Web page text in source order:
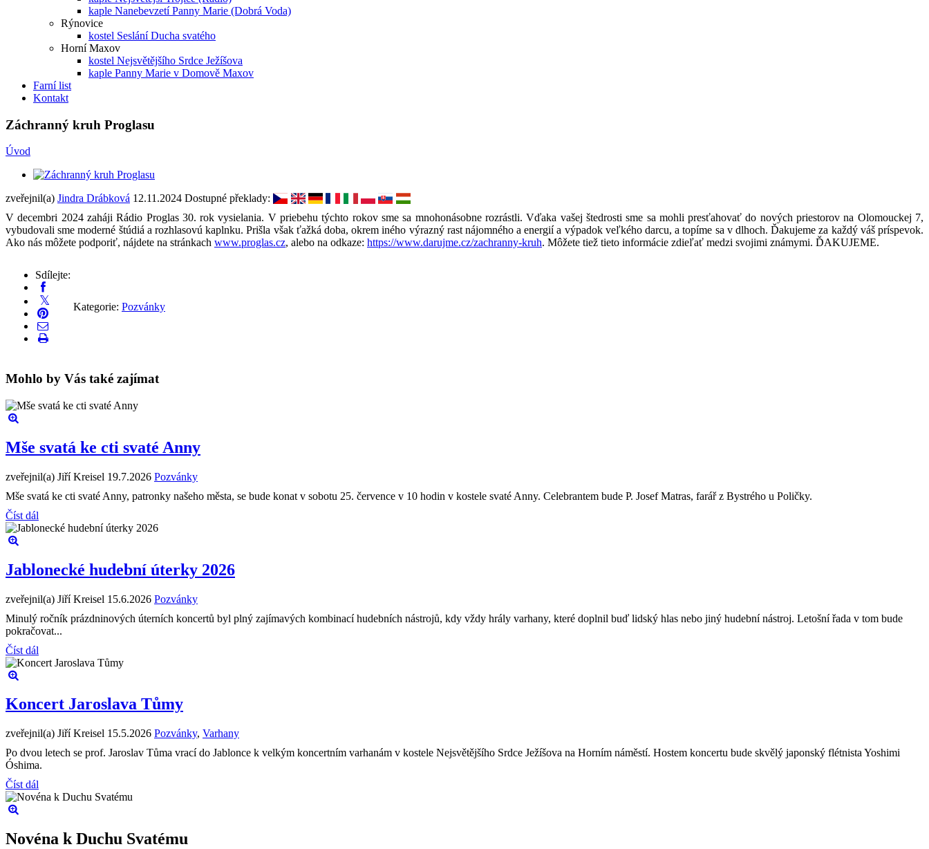
kaple Nanebevzetí Panny Marie (Dobrá Voda)
Rýnovice
kostel Seslání Ducha svatého
Horní Maxov
kostel Nejsvětějšího Srdce Ježíšova
kaple Panny Marie v Domově Maxov
Farní list
Kontakt
Záchranný kruh Proglasu
Úvod
zveřejnil(a) Jindra Drábková 12.11.2024 Dostupné překlady:
V decembri 2024 zaháji Rádio Proglas 30. rok vysielania. V priebehu týchto rokov sme sa mnohonásobne rozrástli. Vďaka vašej štedrosti sme sa mohli presťahovať do nových priestorov na Olomouckej 7,
vybudovali sme moderné štúdiá a rozhlasovú kaplnku. Prišla však ťažká doba, okrem iného výrazný rast nájomného a energií a výpadok veľkého darcu, a topíme sa v dlhoch. Ďakujeme za každý váš príspevok.
Ako nás môžete podporiť, nájdete na stránkach www.proglas.cz, alebo na odkaze: https://www.darujme.cz/zachranny-kruh. Môžete tiež tieto informácie zdieľať medzi svojimi známymi. ĎAKUJEME.
Sdílejte:
Kategorie: Pozvánky
Mohlo by Vás také zajímat
Mše svatá ke cti svaté Anny
zveřejnil(a) Jiří Kreisel 19.7.2026 Pozvánky
Mše svatá ke cti svaté Anny, patronky našeho města, se bude konat v sobotu 25. července v 10 hodin v kostele svaté Anny. Celebrantem bude P. Josef Matras, farář z Bystrého u Poličky.
Číst dál
Jablonecké hudební úterky 2026
zveřejnil(a) Jiří Kreisel 15.6.2026 Pozvánky
Minulý ročník prázdninových úterních koncertů byl plný zajímavých kombinací hudebních nástrojů, kdy vždy hrály varhany, které doplnil buď lidský hlas nebo jiný hudební nástroj. Letošní řada v tom bude
pokračovat...
Číst dál
Koncert Jaroslava Tůmy
zveřejnil(a) Jiří Kreisel 15.5.2026 Pozvánky, Varhany
Po dvou letech se prof. Jaroslav Tůma vrací do Jablonce k velkým koncertním varhanám v kostele Nejsvětějšího Srdce Ježíšova na Horním náměstí. Hostem koncertu bude skvělý japonský flétnista Yoshimi
Óshima.
Číst dál
Novéna k Duchu Svatému